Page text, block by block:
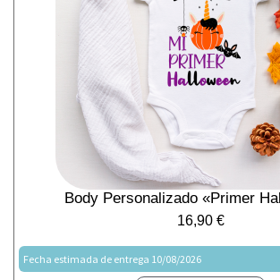
Body Personalizado «Primer
16,90 €
Fecha estimada de entrega 10/08/2026